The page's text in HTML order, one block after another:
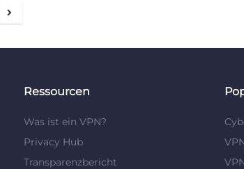
Ressourcen
Was ist ein VPN?
Privacy Hub
Transparenzbericht